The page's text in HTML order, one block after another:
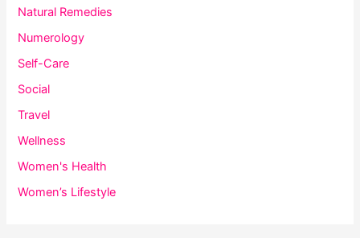
Natural Remedies
Numerology
Self-Care
Social
Travel
Wellness
Women's Health
Women’s Lifestyle